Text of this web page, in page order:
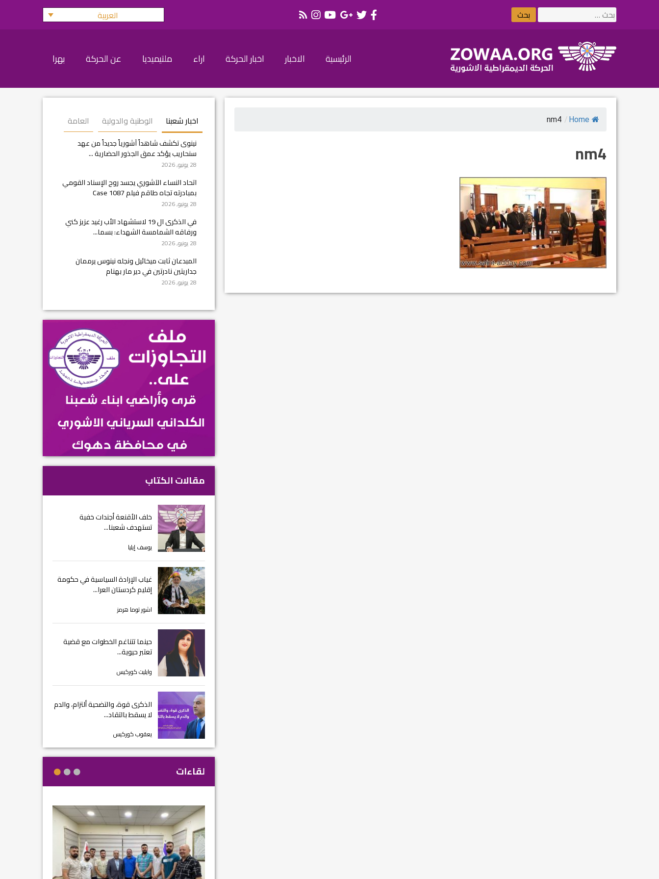
البحث
عن:
العربية
الرئيسية الاخبار اخبار الحركة اراء ملتيميديا عن الحركة بهرا
Home
/
nm4
nm4
اخبار شعبنا الوطنية والدولية العامة
نينوى تكشف شاهداً آشورياً جديداً من عهد
سنحاريب يؤكد عمق الجذور الحضارية ...
28 يونيو, 2026
اتحاد النساء الآشوري يجسد روح الإسناد القومي
بمبادرته تجاه طاقم فيلم Case 1087
28 يونيو, 2026
في الذكرى ال 19 لاستشهاد الأب رغيد عزيز كني
ورفاقه الشمامسة الشهداء: بسما...
28 يونيو, 2026
المبدعان ثابت ميخائيل ونجله نينوس يرممان
جداريتين نادرتين في دير مار بهنام
28 يونيو, 2026
مقالات الكتاب
خلف الأقنعة أجندات خفية
تستهدف شعبنا...
يوسف إيليا
غياب الإرادة السياسية في حكومة
إقليم كردستان العرا...
اشور توما هرمز
حينما تتناغم الخطوات مع قضية
تعتبر حيوية...
وايليت كوركيس
الذكرى قوة، والتضحية ألتزام، والدم
لا يسقط بالتقاد...
يعقوب كوركيس
لقاءات